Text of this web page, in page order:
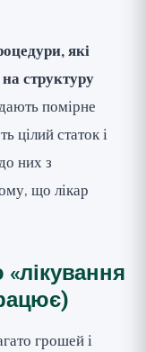
які
структуру
помірне
цілий статок і
них з
що лікар
грошей і